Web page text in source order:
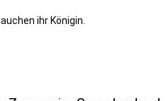
ihr Königin.